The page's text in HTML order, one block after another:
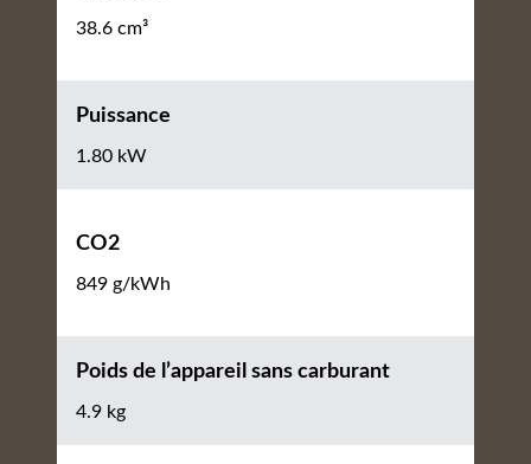
38.6 cm³
Puissance
1.80 kW
CO2
849 g/kWh
Poids de l’appareil sans carburant
4.9 kg